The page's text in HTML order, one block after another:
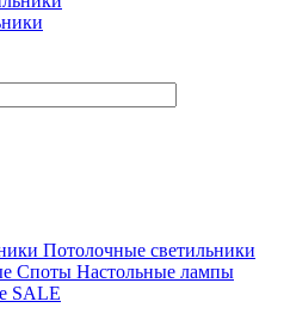
Потолочные светильники
Споты Настольные лампы
SALE